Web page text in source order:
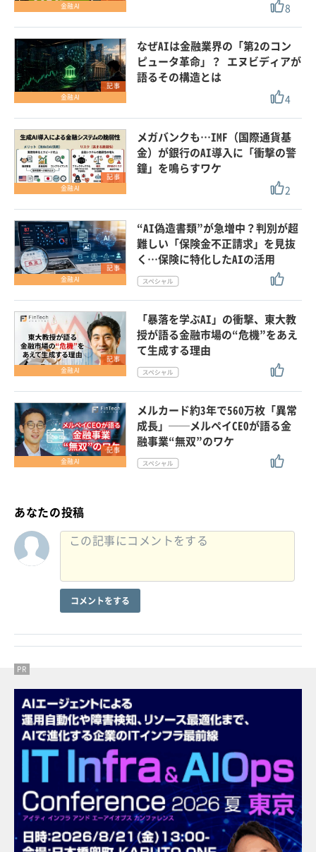
金融AI
8
記事
金融AI
なぜAIは金融業界の「第2のコン
ピュータ革命」？ エヌビディアが
語るその構造とは
4
記事
金融AI
メガバンクも…IMF（国際通貨基
金）が銀行のAI導入に「衝撃の警
鐘」を鳴らすワケ
2
記事
金融AI
“AI偽造書類”が急増中？判別が超
難しい「保険金不正請求」を見抜
く…保険に特化したAIの活用
記事
金融AI
「暴落を学ぶAI」の衝撃、東大教
授が語る金融市場の“危機”をあえ
て生成する理由
記事
金融AI
メルカード約3年で560万枚「異常
成長」──メルペイCEOが語る金
融事業“無双”のワケ
あなたの投稿
コメントをする
PR
PR
PR